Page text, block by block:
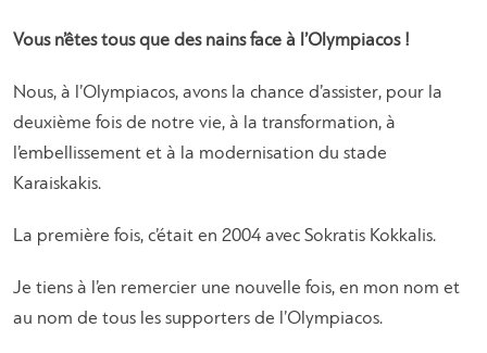
Vous n’êtes tous que des nains face à l’Olympiacos !
Nous, à l’Olympiacos, avons la chance d’assister, pour la
deuxième fois de notre vie, à la transformation, à
l’embellissement et à la modernisation du stade
Karaiskakis.
La première fois, c’était en 2004 avec Sokratis Kokkalis.
Je tiens à l’en remercier une nouvelle fois, en mon nom et
au nom de tous les supporters de l’Olympiacos.